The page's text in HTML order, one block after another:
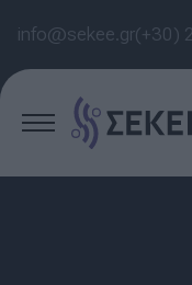
info@sekee.gr(+30)